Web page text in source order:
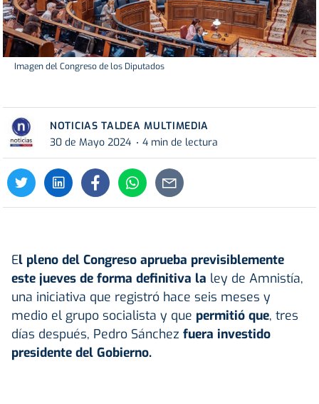
Imagen del Congreso de los Diputados
NOTICIAS TALDEA MULTIMEDIA
30 de Mayo 2024
4 min de lectura
El pleno del Congreso aprueba previsiblemente
este jueves de forma definitiva la ley de Amnistía,
una iniciativa que registró hace seis meses y
medio el grupo socialista y que permitió que, tres
días después, Pedro Sánchez fuera investido
presidente del Gobierno.